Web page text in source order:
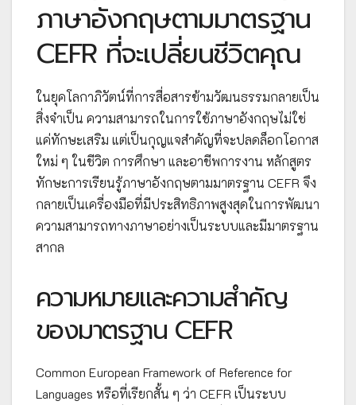
ภาษาอังกฤษตามมาตรฐาน
CEFR ที่จะเปลี่ยนชีวิตคุณ
ในยุคโลกาภิวัตน์ที่การสื่อสารข้ามวัฒนธรรมกลายเป็น
สิ่งจำเป็น ความสามารถในการใช้ภาษาอังกฤษไม่ใช่
แค่ทักษะเสริม แต่เป็นกุญแจสำคัญที่จะปลดล็อกโอกาส
ใหม่ ๆ ในชีวิต การศึกษา และอาชีพการงาน หลักสูตร
ทักษะการเรียนรู้ภาษาอังกฤษตามมาตรฐาน CEFR จึง
กลายเป็นเครื่องมือที่มีประสิทธิภาพสูงสุดในการพัฒนา
ความสามารถทางภาษาอย่างเป็นระบบและมีมาตรฐาน
สากล
ความหมายและความสำคัญ
ของมาตรฐาน CEFR
Common European Framework of Reference for
Languages หรือที่เรียกสั้น ๆ ว่า CEFR เป็นระบบ